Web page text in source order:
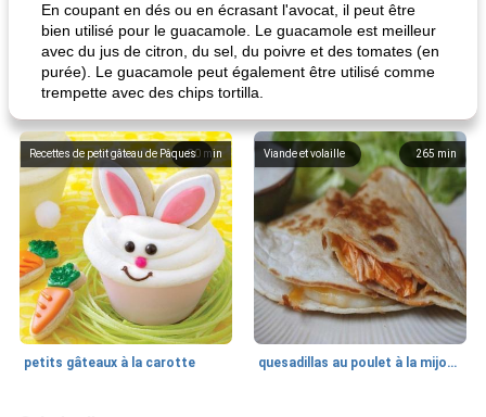
En coupant en dés ou en écrasant l'avocat, il peut être
bien utilisé pour le guacamole. Le guacamole est meilleur
avec du jus de citron, du sel, du poivre et des tomates (en
purée). Le guacamole peut également être utilisé comme
trempette avec des chips tortilla.
80 min
Recettes de petit gâteau de Pâques
petits gâteaux à la carotte
265 min
Viande et volaille
quesadillas au poulet à la mijoteuse